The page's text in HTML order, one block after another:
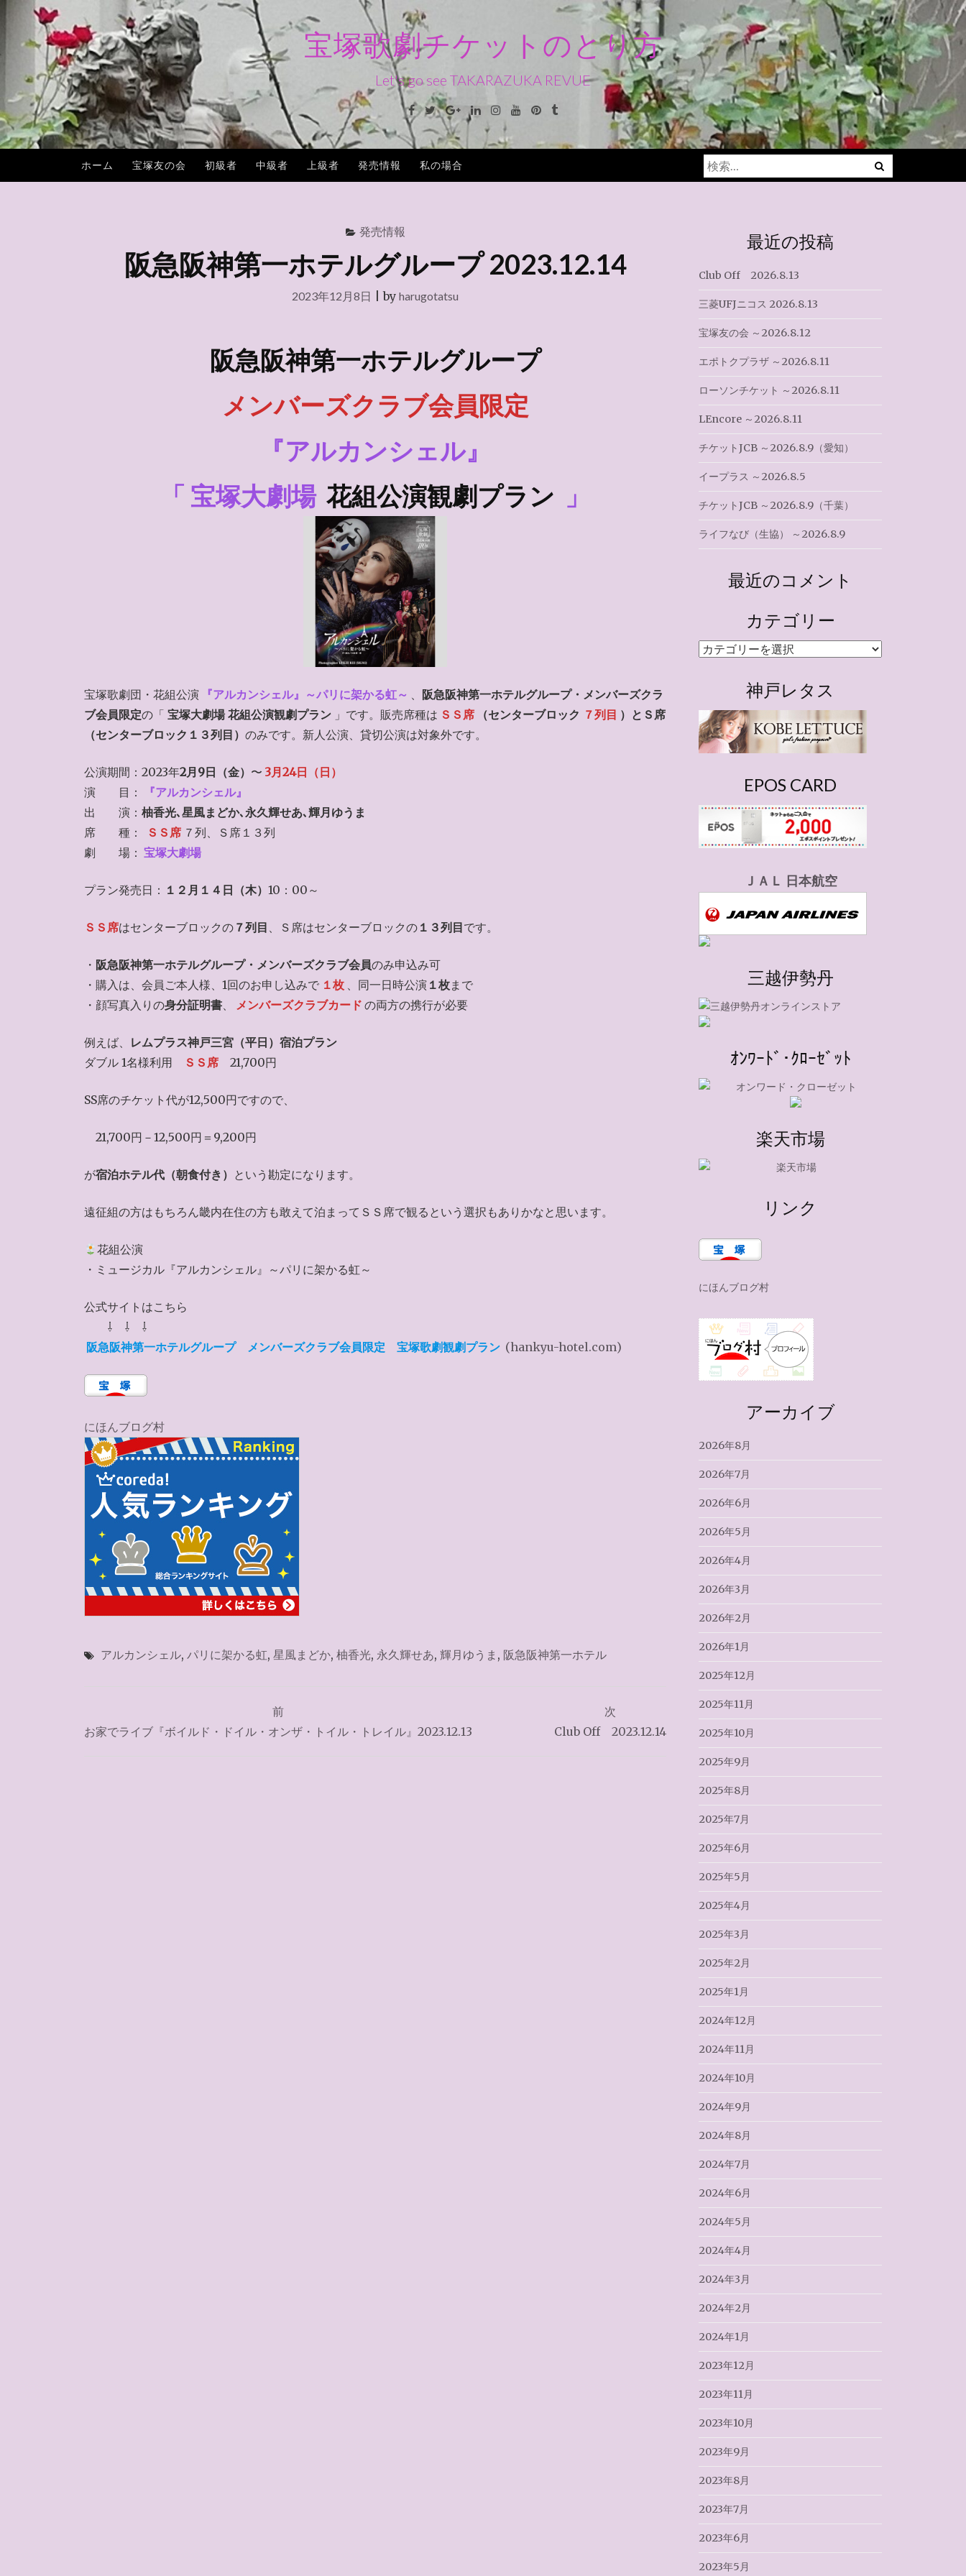
へ
ス
キ
宝塚歌劇チケットのとり方
Let's go see TAKARAZUKA REVUE
Facebook
TwitterGoogle+LinkedinInstagramYoutubePinterest
Tumblr
ホーム 宝塚友の会 初級者 中級者 上級者 発売情報 私の場合
検
索:
発売情報
阪急阪神第一ホテルグループ 2023.12.14
2023年12月8日 |by harugotatsu
阪急阪神第一ホテルグループ
メンバーズクラブ会員限定
『アルカンシェル』
「 宝塚大劇場 花組公演観劇プラン 」
宝塚歌劇団・花組公演 『アルカンシェル』～パリに架かる虹～ 、 阪急阪神第一ホテルグループ・メンバーズクラ
ブ会員限定の「 宝塚大劇場 花組公演観劇プラン 」です。販売席種は ＳＳ席 （センターブロック ７列目 ）とＳ席
（センターブロック１３列目） のみです。新人公演、貸切公演は対象外です。
公演期間：2023年2月9日（金） 〜 3月24日（日）
演 目：
『アルカンシェル』
出 演： 柚香光､星風まどか､永久輝せあ､輝月ゆうま
席 種：
ＳＳ席 ７列、Ｓ席１３列
劇 場： 宝塚大劇場
プラン発売日： １２月１４日（木） 10：00～
ＳＳ席はセンターブロックの ７列目 、Ｓ席はセンターブロックの １３列目 です。
・ 阪急阪神第一ホテルグループ・メンバーズクラブ会員のみ申込み可
・購入は、会員ご本人様、1回のお申し込みで １枚 、同一日時公演 １枚まで
・顔写真入りの身分証明書、 メンバーズクラブカード の両方の携行が必要
例えば、 レムプラス神戸三宮（平日）宿泊プラン
ダブル 1名様利用
ＳＳ席 21,700円
SS席のチケット代が12,500円ですので、
21,700円－12,500円＝9,200円
が宿泊ホテル代（朝食付き） という勘定になります。
遠征組の方はもちろん畿内在住の方も敢えて泊まってＳＳ席で観るという選択もありかなと思います。
花組公演
・ミュージカル『アルカンシェル』～パリに架かる虹～
公式サイトはこちら
⇩ ⇩ ⇩
阪急阪神第一ホテルグループ メンバーズクラブ会員限定 宝塚歌劇観劇プラン (hankyu-hotel.com)
にほんブログ村
アルカンシェル, パリに架かる虹, 星風まどか, 柚香光, 永久輝せあ, 輝月ゆうま , 阪急阪神第一ホテル
稿
前
お家でライブ『ボイルド・ドイル・オンザ・トイル・トレイル』2023.12.13
次
Club Off 2023.12.14
最近の投稿
Club Off 2026.8.13
三菱UFJニコス 2026.8.13
宝塚友の会 ～2026.8.12
エポトクプラザ ～2026.8.11
ローソンチケット ～2026.8.11
LEncore ～2026.8.11
チケットJCB ～2026.8.9（愛知）
イープラス ～2026.8.5
チケットJCB ～2026.8.9（千葉）
ライフなび（生協） ～2026.8.9
最近のコメント
カテゴリー
カ
ー
神戸レタス
EPOS CARD
ＪＡＬ 日本航空
三越伊勢丹
ｵﾝﾜｰﾄﾞ･ｸﾛｰｾﾞｯﾄ
楽天市場
リンク
にほんブログ村
アーカイブ
2026年8月
2026年7月
2026年6月
2026年5月
2026年4月
2026年3月
2026年2月
2026年1月
2025年12月
2025年11月
2025年10月
2025年9月
2025年8月
2025年7月
2025年6月
2025年5月
2025年4月
2025年3月
2025年2月
2025年1月
2024年12月
2024年11月
2024年10月
2024年9月
2024年8月
2024年7月
2024年6月
2024年5月
2024年4月
2024年3月
2024年2月
2024年1月
2023年12月
2023年11月
2023年10月
2023年9月
2023年8月
2023年7月
2023年6月
2023年5月